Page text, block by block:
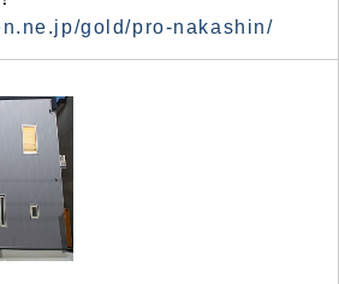
gold/pro-nakashin/